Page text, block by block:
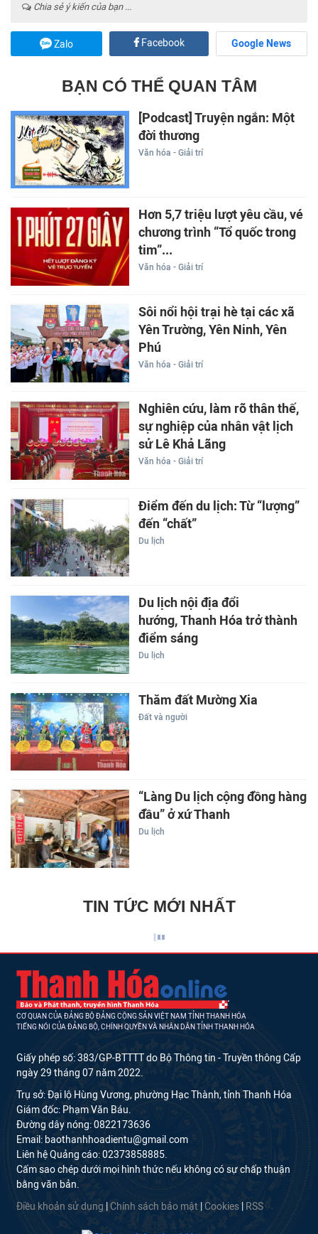
Chia sẻ ý kiến của bạn ...
Zalo Facebook Google News
BẠN CÓ THỂ QUAN TÂM
[Podcast] Truyện ngắn: Một
đời thương
Văn hóa - Giải trí
Hơn 5,7 triệu lượt yêu cầu, vé
chương trình “Tổ quốc trong
tim”...
Văn hóa - Giải trí
Sôi nổi hội trại hè tại các xã
Yên Trường, Yên Ninh, Yên
Phú
Văn hóa - Giải trí
Nghiên cứu, làm rõ thân thế,
sự nghiệp của nhân vật lịch
sử Lê Khả Lãng
Văn hóa - Giải trí
Điểm đến du lịch: Từ “lượng”
đến “chất”
Du lịch
Du lịch nội địa đổi
hướng, Thanh Hóa trở thành
điểm sáng
Du lịch
Thăm đất Mường Xia
Đất và người
“Làng Du lịch cộng đồng hàng
đầu” ở xứ Thanh
Du lịch
TIN TỨC MỚI NHẤT
CƠ QUAN CỦA ĐẢNG BỘ ĐẢNG CỘNG SẢN VIỆT NAM TỈNH THANH HÓA
TIẾNG NÓI CỦA ĐẢNG BỘ, CHÍNH QUYỀN VÀ NHÂN DÂN TỈNH THANH HÓA
Giấy phép số: 383/GP-BTTTT do Bộ Thông tin - Truyền thông Cấp
ngày 29 tháng 07 năm 2022.
Trụ sở: Đại lộ Hùng Vương, phường Hạc Thành, tỉnh Thanh Hóa
Giám đốc: Phạm Văn Báu.
Đường dây nóng: 0822173636
Email: baothanhhoadientu@gmail.com
Liên hệ Quảng cáo: 02373858885.
Cấm sao chép dưới mọi hình thức nếu không có sự chấp thuận
bằng văn bản.
Điều khoản sử dụng Chính sách bảo mật Cookies RSS